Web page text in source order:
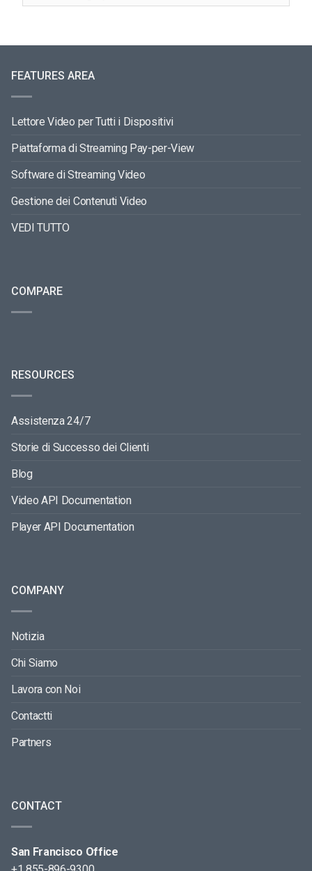
FEATURES AREA
Lettore Video per Tutti i Dispositivi
Piattaforma di Streaming Pay-per-View
Software di Streaming Video
Gestione dei Contenuti Video
VEDI TUTTO
COMPARE
RESOURCES
Assistenza 24/7
Storie di Successo dei Clienti
Blog
Video API Documentation
Player API Documentation
COMPANY
Notizia
Chi Siamo
Lavora con Noi
Contactti
Partners
CONTACT
San Francisco Office